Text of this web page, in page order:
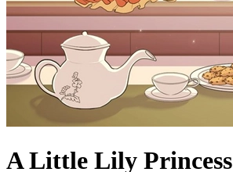
A Little Lily Princess